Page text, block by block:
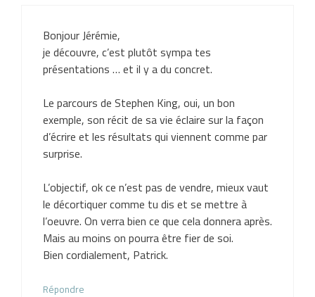
Bonjour Jérémie,
je découvre, c’est plutôt sympa tes
présentations … et il y a du concret.
Le parcours de Stephen King, oui, un bon
exemple, son récit de sa vie éclaire sur la façon
d’écrire et les résultats qui viennent comme par
surprise.
L’objectif, ok ce n’est pas de vendre, mieux vaut
le décortiquer comme tu dis et se mettre à
l’oeuvre. On verra bien ce que cela donnera après.
Mais au moins on pourra être fier de soi.
Bien cordialement, Patrick.
Répondre